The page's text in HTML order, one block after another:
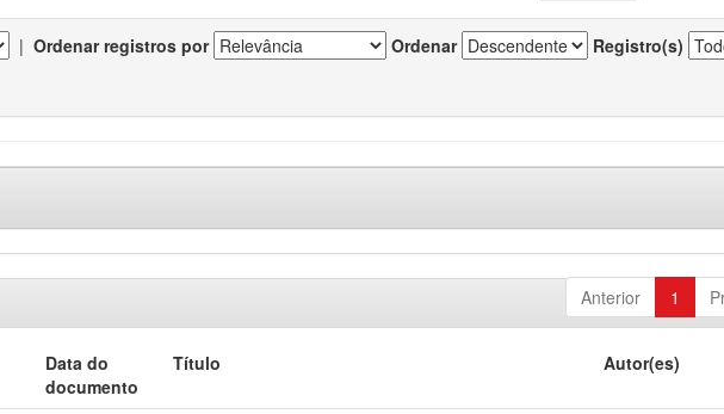
| Ordenar registros por Ordenar Registro(s)
Anterior 1
Data do
documento
Título Autor(es)